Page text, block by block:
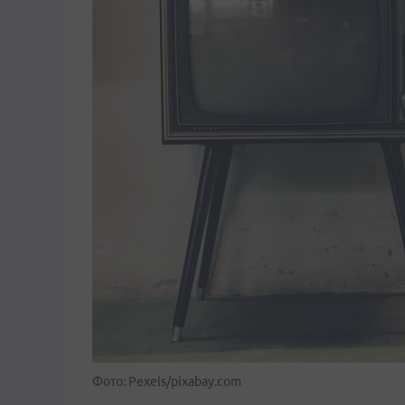
Фото: Pexels/pixabay.com